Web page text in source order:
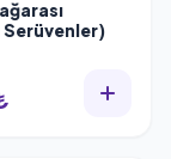
Serüvenler)